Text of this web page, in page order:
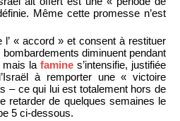
Même cette promesse n’est
l’ « accord » et consent à restituer
diminuent pendant
mais lafamine s’intensifie, justifiée
à remporter une « victoire
– ce qui lui est totalement hors de
retarder de quelques semaines le
5 ci-dessous.